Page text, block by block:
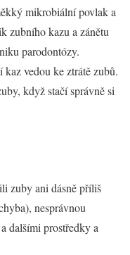
mikrobiální povlak a
zubního kazu a zánětu
parodontózy.
vedou ke ztrátě zubů.
když stačí správně si
zuby ani dásně příliš
nesprávnou
dalšími prostředky a